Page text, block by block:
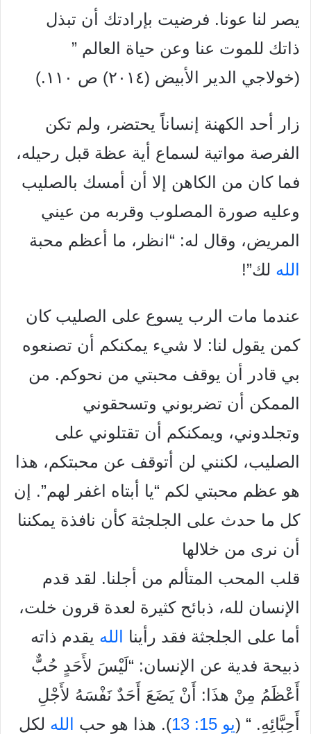
يصر لنا عونا. فرضيت بإرادتك أن تبذل
ذاتك للموت عنا وعن حياة العالم ”
(خولاجي الدير الأبيض (٢٠١٤) ص ١١٠.)
زار أحد الكهنة إنساناً يحتضر، ولم تكن
الفرصة مواتية لسماع أية عظة قبل رحيله،
فما كان من الكاهن إلا أن أمسك بالصليب
وعليه صورة المصلوب وقربه من عيني
المريض، وقال له: “انظر، ما أعظم محبة
الله لك”!
عندما مات الرب يسوع على الصليب كان
كمن يقول لنا: لا شيء يمكنكم أن تصنعوه
بي قادر أن يوقف محبتي من نحوكم. من
الممكن أن تضربوني وتسحقوني
وتجلدوني، ويمكنكم أن تقتلوني على
الصليب، لكنني لن أتوقف عن محبتكم، هذا
هو عظم محبتي لكم “يا أبتاه اغفر لهم”. إن
كل ما حدث على الجلجثة كأن نافذة يمكننا
أن نرى من خلالها
قلب المحب المتألم من أجلنا. لقد قدم
الإنسان لله، ذبائح كثيرة لعدة قرون خلت،
أما على الجلجثة فقد رأينا
الله يقدم ذاته
ذبيحة فدية عن
الإنسان: “لَيْسَ لأَحَدٍ حُبٌّ
أَعْظَمُ مِنْ هذَا: أَنْ يَضَعَ أَحَدٌ نَفْسَهُ لأَجْلِ
أَحِبَّائِهِ. “ (يو 15: 13 ). هذا هو حب الله لكل